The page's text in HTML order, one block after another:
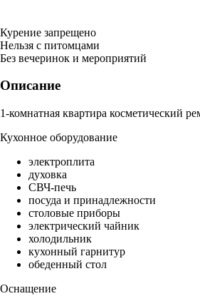
Курение запрещено
Нельзя с питомцами
Без вечеринок и мероприятий
Описание
1-комнатная квартира косметический
Кухонное оборудование
электроплита
духовка
СВЧ-печь
посуда и принадлежности
столовые приборы
электрический чайник
холодильник
кухонный гарнитур
обеденный стол
Оснащение